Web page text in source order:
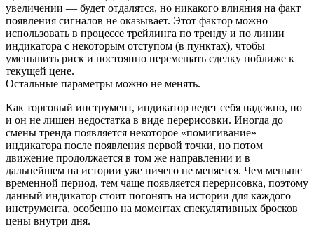
увеличении — будет отдалятся, но никакого влияния на факт
появления сигналов не оказывает. Этот фактор можно
использовать в процессе трейлинга по тренду и по линии
индикатора с некоторым отступом (в пунктах), чтобы
уменьшить риск и постоянно перемещать сделку поближе к
текущей цене.
Остальные параметры можно не менять.
Как торговый инструмент, индикатор ведет себя надежно, но
и он не лишен недостатка в виде перерисовки. Иногда до
смены тренда появляется некоторое «помигивание»
индикатора после появления первой точки, но потом
движение продолжается в том же направлении и в
дальнейшем на истории уже ничего не меняется. Чем меньше
временной период, тем чаще появляется перерисовка, поэтому
данный индикатор стоит погонять на истории для каждого
инструмента, особенно на моментах спекулятивных бросков
цены внутри дня.